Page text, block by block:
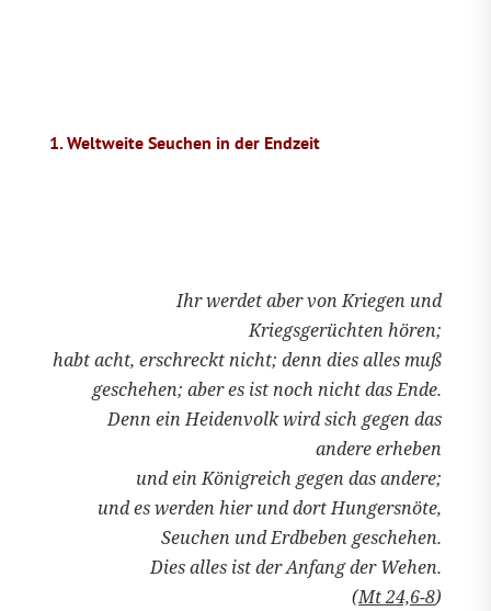
1. Weltweite Seuchen in der Endzeit
Ihr werdet aber von Kriegen und
Kriegsgerüchten hören;
habt acht, erschreckt nicht; denn dies alles muß
geschehen; aber es ist noch nicht das Ende.
Denn ein Heidenvolk wird sich gegen das
andere erheben
und ein Königreich gegen das andere;
und es werden hier und dort Hungersnöte,
Seuchen und Erdbeben geschehen.
Dies alles ist der Anfang der Wehen.
(Mt 24,6-8)